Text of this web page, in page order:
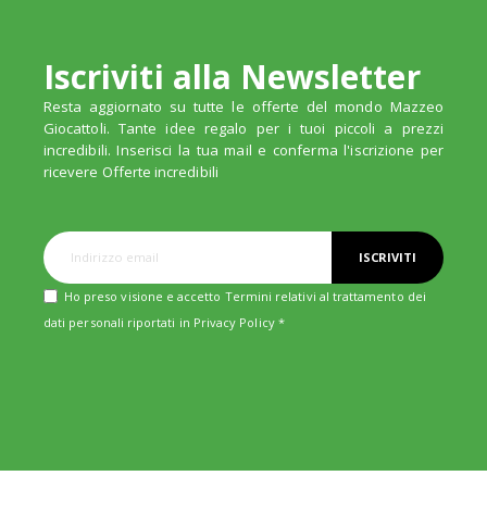
Iscriviti alla Newsletter
Resta aggiornato su tutte le offerte del mondo Mazzeo
Giocattoli. Tante idee regalo per i tuoi piccoli a prezzi
incredibili. Inserisci la tua mail e conferma l'iscrizione per
ricevere Offerte incredibili
ISCRIVITI
Ho preso visione e accetto Termini relativi al trattamento dei
dati personali riportati in Privacy Policy*